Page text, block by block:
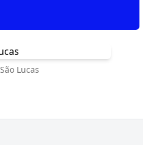
Lucas